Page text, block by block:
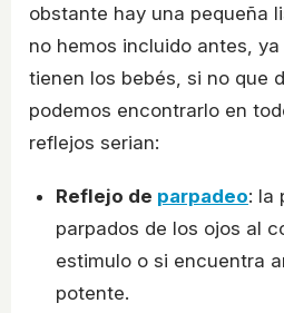
obstante hay una pequeña
no hemos incluido antes,
tienen los bebés, si no que
podemos encontrarlo en
reflejos serian:
Reflejo de parpadeo: la
parpados de los ojos al
estimulo o si encuentra
potente.